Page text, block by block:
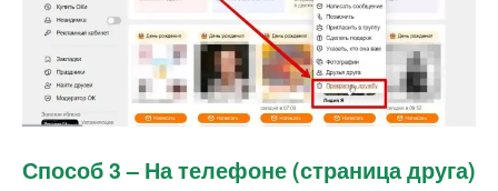
Способ 3 – На телефоне (страница друга)